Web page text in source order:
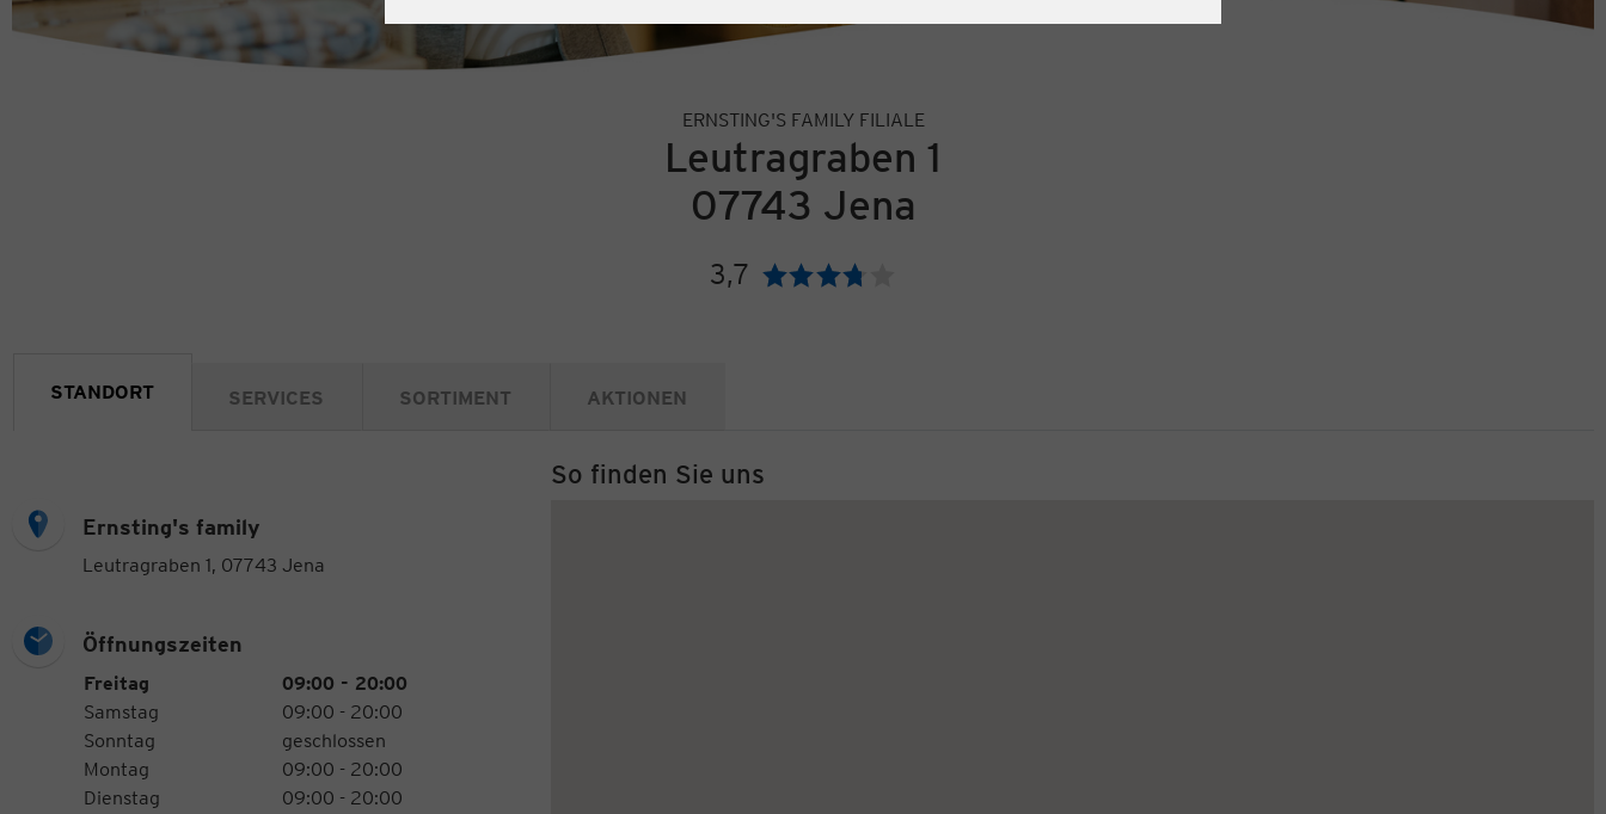
ERNSTING'S FAMILY FILIALE
Leutragraben 1
07743 Jena
3,7 Bewertung:
STANDORT SERVICES SORTIMENT AKTIONEN
Ernsting's family
Leutragraben 1, 07743 Jena
Öffnungszeiten
Öffnungszeiten
Wochentag
Freitag
09:00 - 20:00
Samstag
09:00 - 20:00
Sonntag
geschlossen
Montag
09:00 - 20:00
Dienstag
09:00 - 20:00
So finden Sie uns